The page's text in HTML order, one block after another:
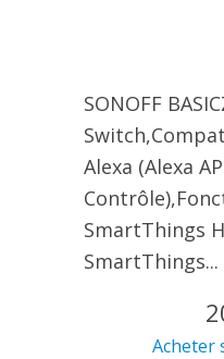
SONOFF
Alexa (Alexa
SmartThings
SmartThings...
Acheter